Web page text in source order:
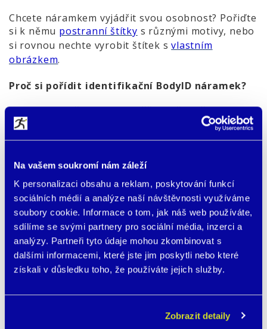
Na vašem soukromí nám záleží
K personalizaci obsahu a reklam, poskytování funkcí
sociálních médií a analýze naší návštěvnosti využíváme
soubory cookie. Informace o tom, jak náš web používáte,
sdílíme se svými partnery pro sociální média, inzerci a
analýzy. Partneři tyto údaje mohou zkombinovat s
dalšími informacemi, které jste jim poskytli nebo které
získali v důsledku toho, že používáte jejich služby.
Zobrazit detaily
Chcete náramkem vyjádřit svou osobnost? Pořiďte
si k němu postranní štítky s různými motivy, nebo
si rovnou nechte vyrobit štítek svlastním
obrázkem.
Proč si pořídit identifikační BodyID náramek?
Na cestách, při sportu i v běžném životě se nám
mohou stát nepředvídatelné události. Ztráta
vědomí, nehoda, mozková příhoda a jiné.
takovými věcmi počítáte a jste na ně připravení, i
kdyby neměly nastat, než naopak.
● Zdravotní náramek BodyID pomůžeusnadnit
práci záchranářům
v případě nouze. Díky němu
se dozví váš zdravotní stav a alergie, a budou k
tomu moct přihlédnout.
● Náramek zajistívaši rychlou identifikaci
chvílích, kdy nemůžete komunikovat a pomůže
okamžitě kontaktovat uvedené blízké osoby.
profilem. V takovém případě vyberte při